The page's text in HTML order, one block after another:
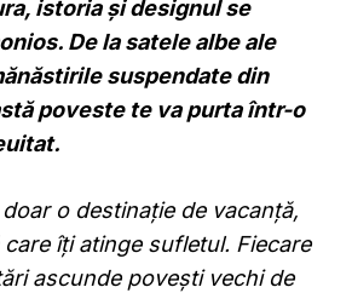
istoria și designul se
De la satele albe ale
suspendate din
poveste te va purta într-o
o destinație de vacanță,
îți atinge sufletul. Fiecare
ascunde povești vechi de